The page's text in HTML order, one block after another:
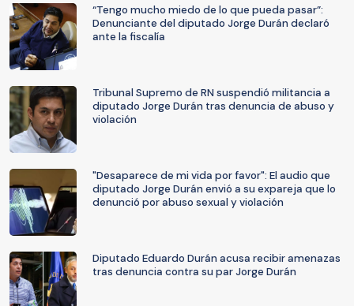
“Tengo mucho miedo de lo que pueda pasar”:
Denunciante del diputado Jorge Durán declaró
ante la fiscalía
Tribunal Supremo de RN suspendió militancia a
diputado Jorge Durán tras denuncia de abuso y
violación
"Desaparece de mi vida por favor": El audio que
diputado Jorge Durán envió a su expareja que lo
denunció por abuso sexual y violación
Diputado Eduardo Durán acusa recibir amenazas
tras denuncia contra su par Jorge Durán